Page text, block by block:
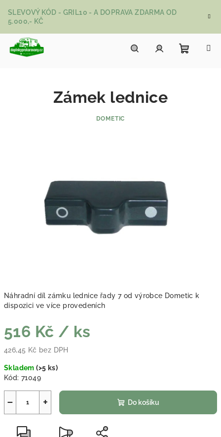
SLEVOVÝ KÓD - GRIL10 - A DOPRAVA ZDARMA OD
5.000,- KČ
Náhradní díl zámku lednice řady 7 od výrobce Dometic k
dispozici ve více provedeních
516 Kč / ks
426,45 Kč bez DPH
Skladem(>5 ks)
Kód: 71049
+
− Do košíku
Zámek lednice
DOMETIC